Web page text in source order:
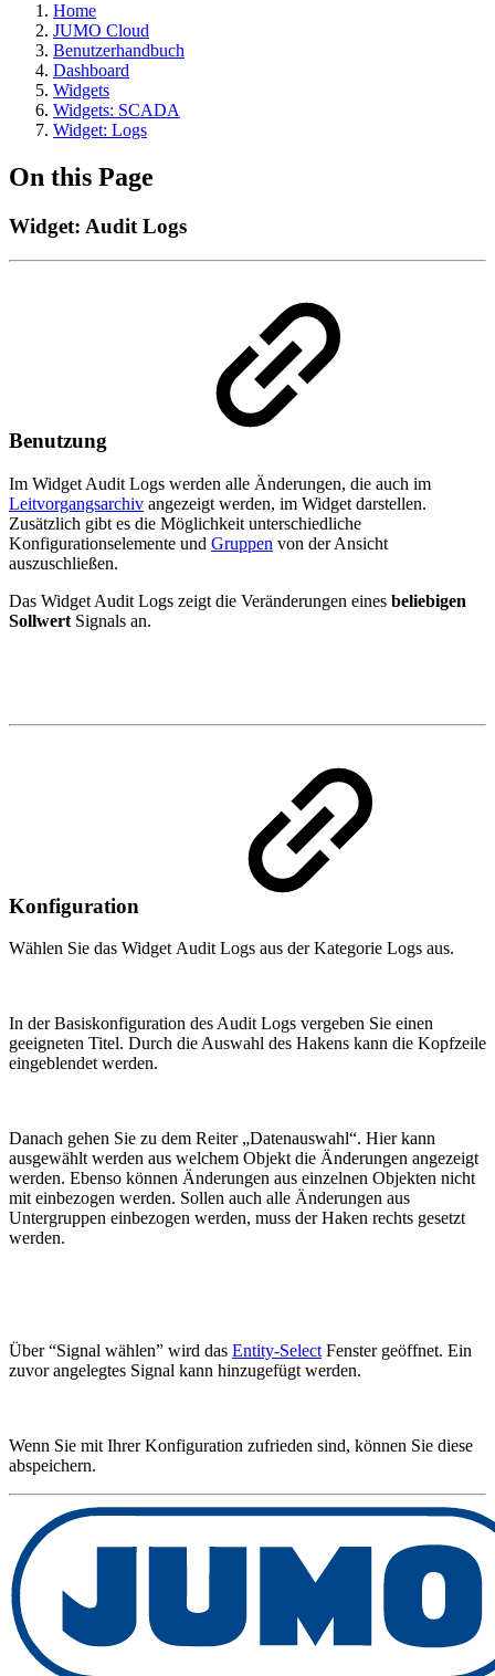
Home
JUMO Cloud
Benutzerhandbuch
Dashboard
Widgets
Widgets: SCADA
Widget: Logs
On this Page
Widget: Audit Logs
Benutzung
Im Widget Audit Logs werden alle Änderungen, die auch im
Leitvorgangsarchiv angezeigt werden, im Widget darstellen.
Zusätzlich gibt es die Möglichkeit unterschiedliche
Konfigurationselemente und Gruppen von der Ansicht
auszuschließen.
Das Widget Audit Logs zeigt die Veränderungen eines beliebigen
Sollwert Signals an.
Konfiguration
Wählen Sie das Widget Audit Logs aus der Kategorie Logs aus.
In der Basiskonfiguration des Audit Logs vergeben Sie einen
geeigneten Titel. Durch die Auswahl des Hakens kann die Kopfzeile
eingeblendet werden.
Danach gehen Sie zu dem Reiter „Datenauswahl“. Hier kann
ausgewählt werden aus welchem Objekt die Änderungen angezeigt
werden. Ebenso können Änderungen aus einzelnen Objekten nicht
mit einbezogen werden. Sollen auch alle Änderungen aus
Untergruppen einbezogen werden, muss der Haken rechts gesetzt
werden.
Über “Signal wählen” wird das Entity-SelectFenster geöffnet. Ein
zuvor angelegtes Signal kann hinzugefügt werden.
Wenn Sie mit Ihrer Konfiguration zufrieden sind, können Sie diese
abspeichern.